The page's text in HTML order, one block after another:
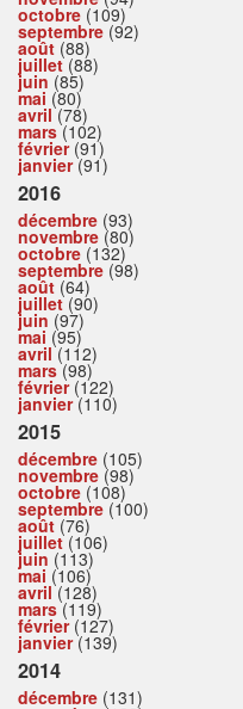
octobre (109)
septembre (92)
août (88)
juillet(88)
juin (85)
mai (80)
avril(78)
mars(102)
février(91)
janvier(91)
2016
décembre (93)
novembre (80)
octobre (132)
septembre (98)
août (64)
juillet(90)
juin (97)
mai (95)
avril(112)
mars(98)
février(122)
janvier(110)
2015
décembre (105)
novembre (98)
octobre (108)
septembre (100)
août (76)
juillet(106)
juin (113)
mai (106)
avril(128)
mars(119)
février(127)
janvier(139)
2014
décembre (131)